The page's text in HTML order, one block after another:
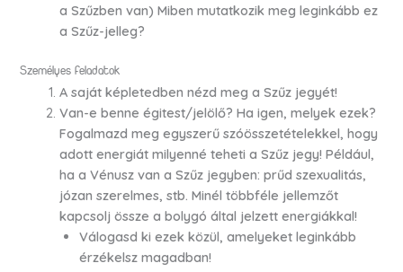
a Szűzben van) Miben mutatkozik meg leginkább ez
a Szűz-jelleg?
Személyes feladatok
A saját képletedben nézd meg a Szűz jegyét!
Van-e benne égitest/jelölő? Ha igen, melyek ezek?
Fogalmazd meg egyszerű szóösszetételekkel, hogy
adott energiát milyenné teheti a Szűz jegy! Például,
ha a Vénusz van a Szűz jegyben: prűd szexualitás,
józan szerelmes, stb. Minél többféle jellemzőt
kapcsolj össze a bolygó által jelzett energiákkal!
Válogasd ki ezek közül, amelyeket leginkább
érzékelsz magadban!